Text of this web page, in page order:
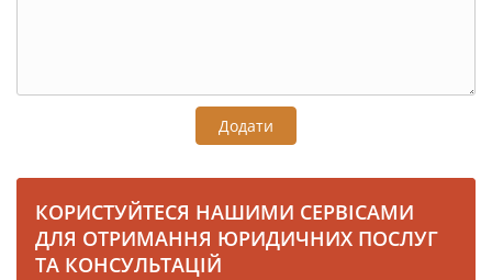
Додати
КОРИСТУЙТЕСЯ НАШИМИ СЕРВІСАМИ
ДЛЯ ОТРИМАННЯ ЮРИДИЧНИХ ПОСЛУГ
ТА КОНСУЛЬТАЦІЙ